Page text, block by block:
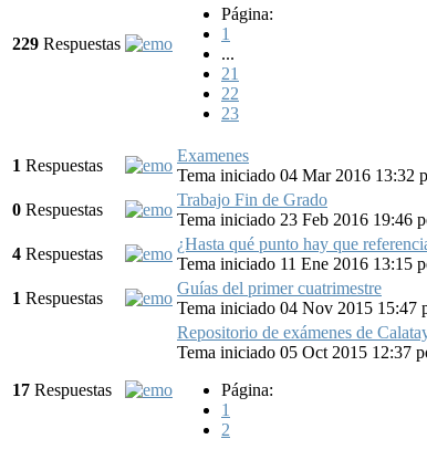
229 Respuestas
Página:
1
...
21
22
23
1 Respuestas
Examenes
Tema iniciado 04 Mar 2016 13:32
0 Respuestas
Trabajo Fin de Grado
Tema iniciado 23 Feb 2016 19:46
4 Respuestas
¿Hasta qué punto hay que
Tema iniciado 11 Ene 2016 13:15
1 Respuestas
Guías del primer cuatrimestre
Tema iniciado 04 Nov 2015 15:47
17 Respuestas
Repositorio de exámenes de
Tema iniciado 05 Oct 2015 12:37
Página:
1
2